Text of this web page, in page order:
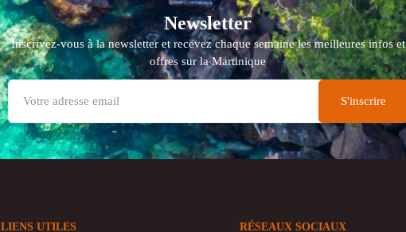
Newsletter
Inscrivez-vous à la newsletter et recevez chaque semaine les meilleures infos et
offres sur la Martinique
LIENS UTILES RÉSEAUX SOCIAUX